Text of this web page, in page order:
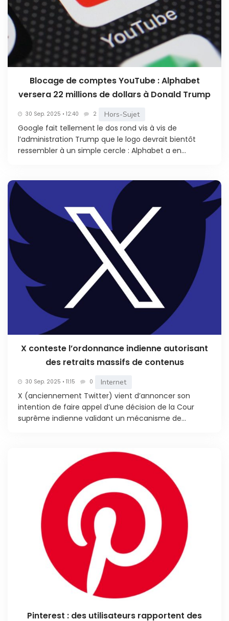
Blocage de comptes YouTube : Alphabet
versera 22 millions de dollars à Donald Trump
30 Sep. 2025 • 12:40 2 Hors-Sujet
Google fait tellement le dos rond vis à vis de
l’administration Trump que le logo devrait bientôt
ressembler à un simple cercle : Alphabet a en...
X conteste l’ordonnance indienne autorisant
des retraits massifs de contenus
30 Sep. 2025 • 11:15 0 Internet
X (anciennement Twitter) vient d’annoncer son
intention de faire appel d’une décision de la Cour
suprême indienne validant un mécanisme de...
Pinterest : des utilisateurs rapportent des